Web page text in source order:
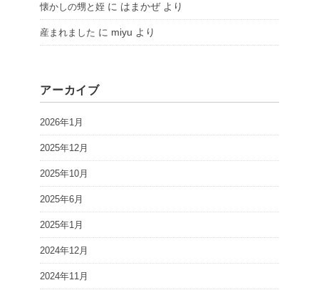
懐かしの甥と姪 に はまかぜより
産まれました に miyu より
アーカイブ
2026年1月
2025年12月
2025年10月
2025年6月
2025年1月
2024年12月
2024年11月